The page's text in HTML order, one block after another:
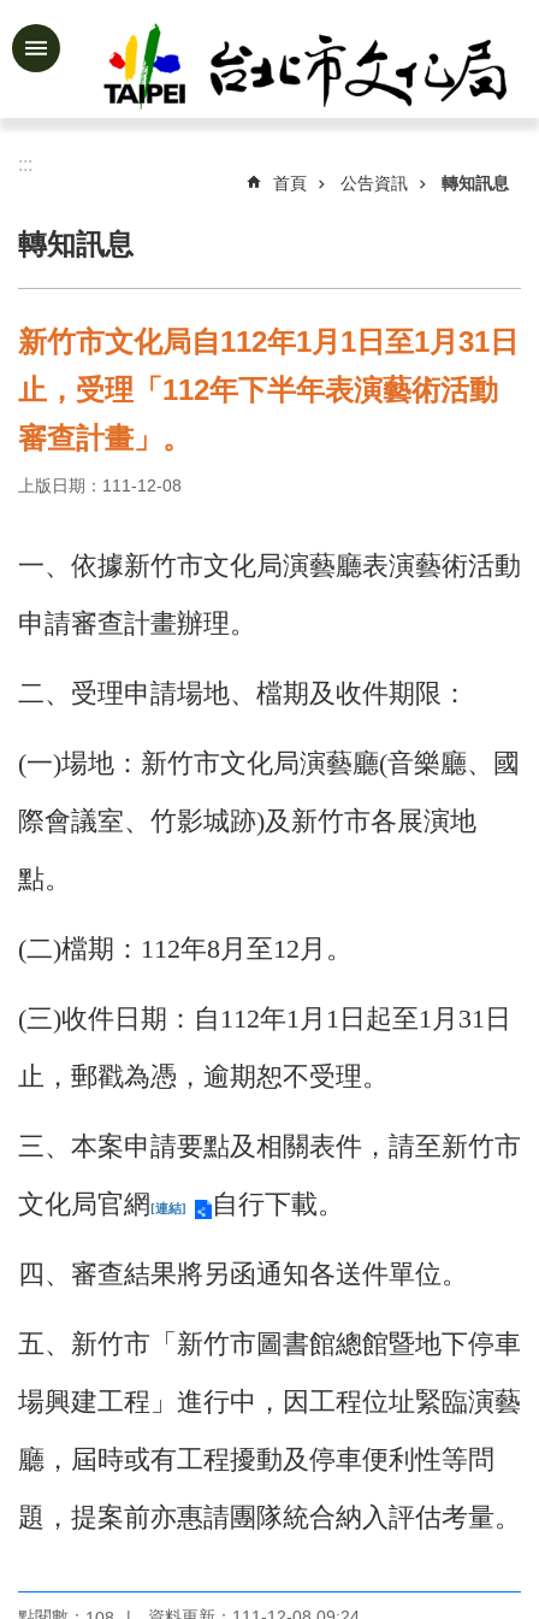
跳到主要內容區塊
進
告
訊
認
識
文
局
務
目
北
文
空
年
節
廉
專
珍
文
源
補
助/
請
件
政
府
資
:::
首頁 公告資訊 轉知訊息
轉知訊息
新竹市文化局自112年1月1日至1月31日
止，受理「112年下半年表演藝術活動
審查計畫」。
上版日期：111-12-08
一、依據新竹市文化局演藝廳表演藝術活動
申請審查計畫辦理。
二、受理申請場地、檔期及收件期限：
(一)場地： 新竹市文化局演藝廳(音樂廳、國
際會議室、竹影城跡)及新竹市各展演地
點。
(二)檔期：112年8月至12月。
(三)收件日期：自112年1月1日起至1月31日
止，郵戳為憑，逾期恕不受理。
三、本案申請要點及相關表件，請至新竹市
文化局官網 [連結] 自行下載。
四、審查結果將另函通知各送件單位。
五、新竹市「新竹市圖書館總館暨地下停車
場興建工程」進行中，因工程位址緊臨演藝
廳，屆時或有工程擾動及停車便利性等問
題，提案前亦惠請團隊統合納入評估考量。